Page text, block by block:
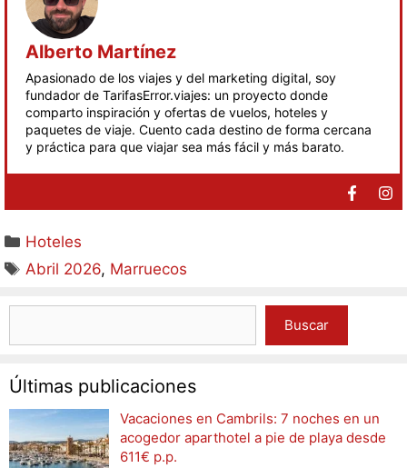
Alberto Martínez
Apasionado de los viajes y del marketing digital, soy
fundador de TarifasError.viajes: un proyecto donde
comparto inspiración y ofertas de vuelos, hoteles y
paquetes de viaje. Cuento cada destino de forma cercana
y práctica para que viajar sea más fácil y más barato.
Hoteles
Abril 2026, Marruecos
Buscar
Últimas publicaciones
Vacaciones en Cambrils: 7 noches en un
acogedor aparthotel a pie de playa desde
611€ p.p.